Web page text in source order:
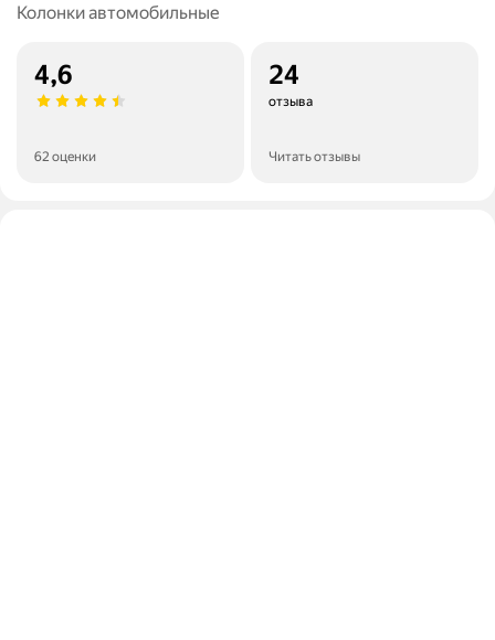
Колонки автомобильные
4,6
62 оценки
24
отзыва
Читать отзывы